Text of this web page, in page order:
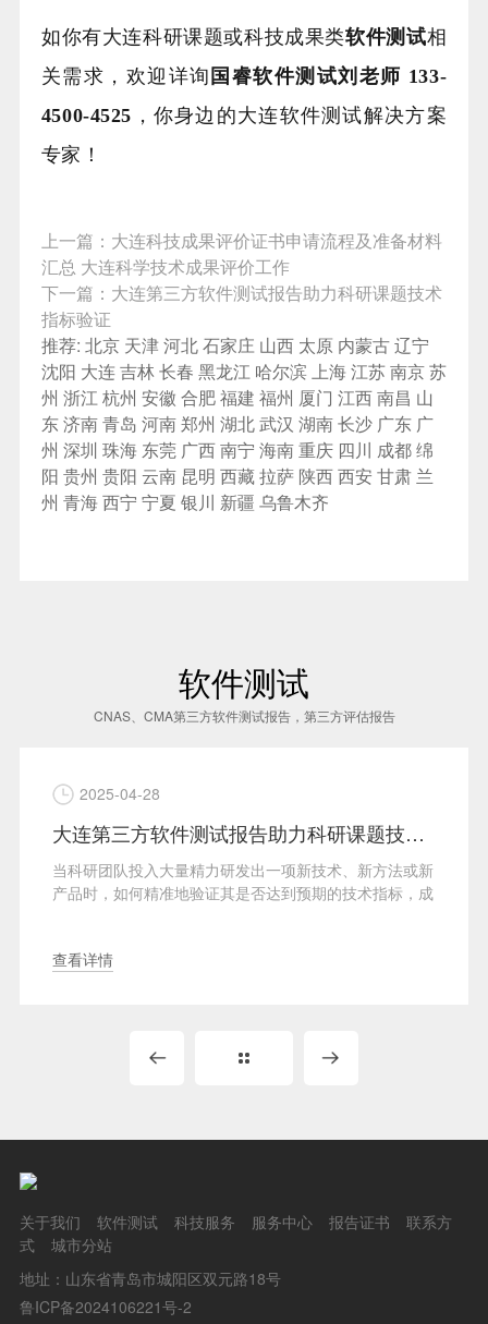
如你有大连科研课题或科技成果类软件测试相
关需求，欢迎详询 国睿软件测试刘老师 133-
4500-4525 ，你身边的大连软件测试解决方案
专家！
上一篇： 大连科技成果评价证书申请流程及准备材料
汇总 大连科学技术成果评价工作
下一篇： 大连第三方软件测试报告助力科研课题技术
指标验证
推荐: 北京 天津河北石家庄 山西 太原 内蒙古辽宁
沈阳 大连吉林长春 黑龙江 哈尔滨上海江苏南京苏
州 浙江杭州 安徽 合肥福建 福州 厦门 江西南昌 山
东济南青岛 河南郑州 湖北武汉 湖南长沙 广东 广
州 深圳 珠海 东莞 广西南宁 海南重庆 四川 成都绵
阳 贵州 贵阳 云南 昆明 西藏拉萨 陕西西安 甘肃 兰
州 青海西宁 宁夏 银川 新疆 乌鲁木齐
软件测试
CNAS、CMA第三方软件测试报告，第三方评估报告
2025-04-28
大连第三方软件测试报告助力科研课题技术指标验证
当科研团队投入大量精力研发出一项新技术、新方法或新
产品时，如何精准地验证其是否达到预期的技术指标，成
查看详情
关于我们 软件测试 科技服务 服务中心 报告证书
联系方
式
城市分站
地址：山东省青岛市城阳区双元路18号
鲁ICP备2024106221号-2